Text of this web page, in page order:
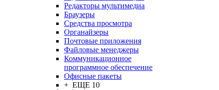
Редакторы мультимедиа
Браузеры
Средства просмотра
Органайзеры
Почтовые приложения
Файловые менеджеры
Коммуникационное
программное обеспечение
Офисные пакеты
+ ЕЩЕ 10